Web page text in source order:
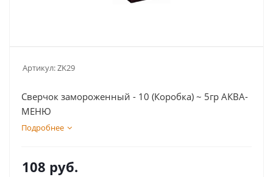
Артикул:ZK29
Сверчок замороженный - 10 (Коробка) ~ 5гр АКВА-
МЕНЮ
Подробнее
108 руб.